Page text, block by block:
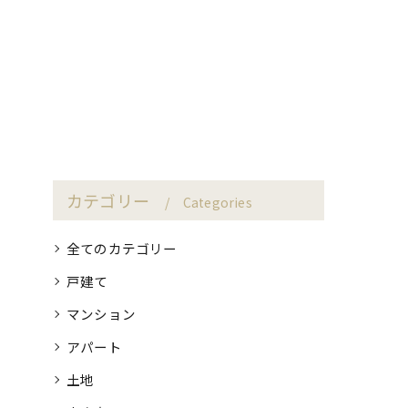
カテゴリー Categories
全てのカテゴリー
戸建て
マンション
アパート
土地